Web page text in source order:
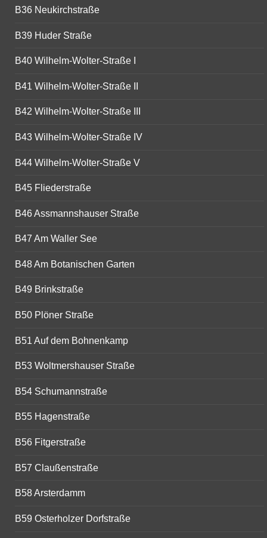
B36 Neukirchstraße
B39 Huder Straße
B40 Wilhelm-Wolter-Straße I
B41 Wilhelm-Wolter-Straße II
B42 Wilhelm-Wolter-Straße III
B43 Wilhelm-Wolter-Straße IV
B44 Wilhelm-Wolter-Straße V
B45 Fliederstraße
B46 Assmannshauser Straße
B47 Am Waller See
B48 Am Botanischen Garten
B49 Brinkstraße
B50 Plöner Straße
B51 Auf dem Bohnenkamp
B53 Woltmershauser Straße
B54 Schumannstraße
B55 Hagenstraße
B56 Fitgerstraße
B57 Claußenstraße
B58 Arsterdamm
B59 Osterholzer Dorfstraße